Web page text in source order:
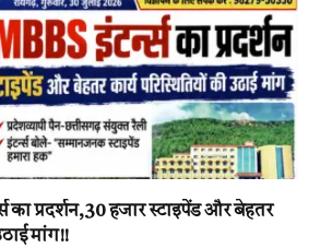
का प्रदर्शन,30 हजार स्टाइपेंड और बेहतर
मांग!!